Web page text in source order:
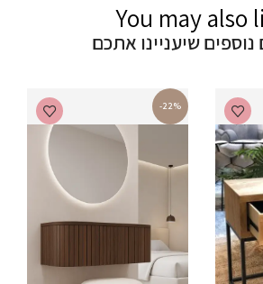
You may also
נוספים שיעניינו אתכם
-22%